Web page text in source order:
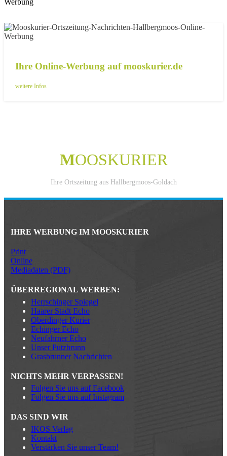
Ihre Online-Werbung auf mooskurier.de
weitere Infos
MOOSKURIER
Ihre Ortszeitung aus Hallbergmoos-Goldach
IHRE WERBUNG IM MOOSKURIER
Print
Online
Mediadaten (PDF)
ÜBERREGIONAL WERBEN:
Herrschinger Spiegel
Haarer Stadt Echo
Oberdinger Kurier
Echinger Echo
Neufahrner Echo
Unser Putzbrunn
Grasbrunner Nachrichten
NICHTS MEHR VERPASSEN!
Folgen Sie uns auf Facebook
Folgen Sie uns auf Instagram
DAS SIND WIR
IKOS Verlag
Kontakt
Verstärken Sie unser Team!